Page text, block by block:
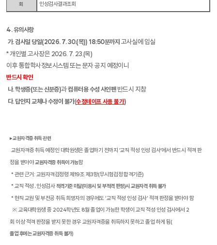
회
인성검사결과조회
4.유의사항
가.검사일 당일(2026. 7. 30.(목)) 18:50분까지 고사실에 입실
*개인별 고사장은 2026. 7. 23.(목)
이후 통합학사정보시스템 또는 문자 공지 예정이니
반드시 확인
나.학생증(또는 신분증)과컴퓨터용 수성 사인펜 반드시 지참
다. 답안지 교체나 수정이 불가(수정테이프 사용 불가)
▸교원자격증 취득 관련
교원자격증 취득 예정인 대학원생은 졸업하기 전까지 ‘교직 적성 인성 검사’에서 반드시 적격 판
정을 받아야교원자격증 취득이 가능함
*관련 근거 : 교원자격검정령 제 19조 제3항(무시험검정 합격기준)
*교직 적성․인성검사 적격기준 미달(미응시 및 부적격 판정)시 교원자격 취득 불가
*현직 교원 및 부전공 취득 희망자의 경우에도‘교직 적성 인성 검사’ 적격 판정을 받아야 함
※교육대학원생 중 2024학년도 8월 졸업이 가능한 학생이 교직 적성·인성 검사에서 2
회 이상 적격 판정을 받지 못한 경우 교원자격증을 취득하지 못하고 졸업 하게 됨(
졸업 후에는 교원자격증 취득 불가)